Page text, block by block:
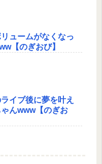
ュームがなくなっ
【のぎおび】
イブ後に夢を叶え
んwww【のぎお